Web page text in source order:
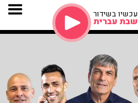
עכשיו בשידור
שבת עברית